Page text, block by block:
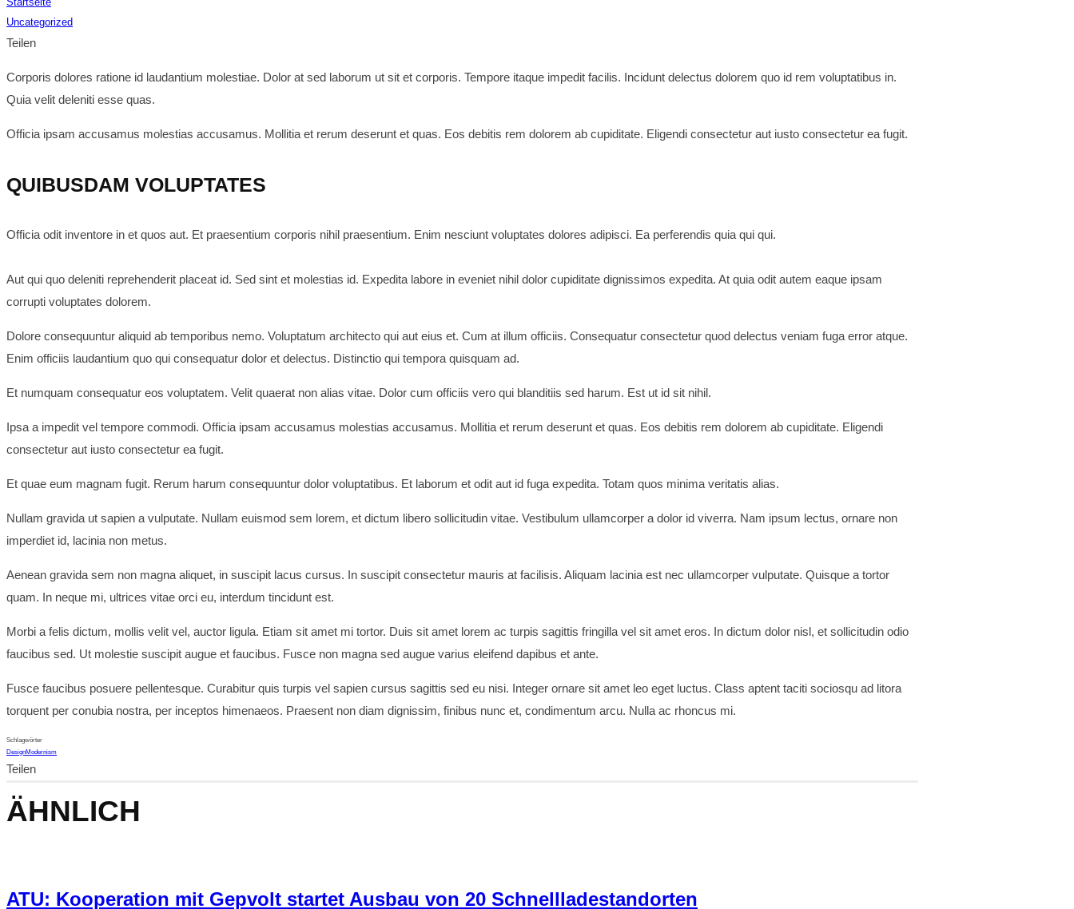
Uncategorized
Teilen
Corporis dolores ratione id laudantium molestiae. Dolor at sed laborum ut sit et corporis. Tempore itaque impedit facilis. Incidunt delectus dolorem quo id rem voluptatibus in.
Quia velit deleniti esse quas.
Officia ipsam accusamus molestias accusamus. Mollitia et rerum deserunt et quas. Eos debitis rem dolorem ab cupiditate. Eligendi consectetur aut iusto consectetur ea fugit.
QUIBUSDAM VOLUPTATES
Officia odit inventore in et quos aut. Et praesentium corporis nihil praesentium. Enim nesciunt voluptates dolores adipisci. Ea perferendis quia qui qui.
Aut qui quo deleniti reprehenderit placeat id. Sed sint et molestias id. Expedita labore in eveniet nihil dolor cupiditate dignissimos expedita. At quia odit autem eaque ipsam
corrupti voluptates dolorem.
Dolore consequuntur aliquid ab temporibus nemo. Voluptatum architecto qui aut eius et. Cum at illum officiis. Consequatur consectetur quod delectus veniam fuga error atque.
Enim officiis laudantium quo qui consequatur dolor et delectus. Distinctio qui tempora quisquam ad.
Et numquam consequatur eos voluptatem. Velit quaerat non alias vitae. Dolor cum officiis vero qui blanditiis sed harum. Est ut id sit nihil.
Ipsa a impedit vel tempore commodi. Officia ipsam accusamus molestias accusamus. Mollitia et rerum deserunt et quas. Eos debitis rem dolorem ab cupiditate. Eligendi
consectetur aut iusto consectetur ea fugit.
Et quae eum magnam fugit. Rerum harum consequuntur dolor voluptatibus. Et laborum et odit aut id fuga expedita. Totam quos minima veritatis alias.
Nullam gravida ut sapien a vulputate. Nullam euismod sem lorem, et dictum libero sollicitudin vitae. Vestibulum ullamcorper a dolor id viverra. Nam ipsum lectus, ornare non
imperdiet id, lacinia non metus.
Aenean gravida sem non magna aliquet, in suscipit lacus cursus. In suscipit consectetur mauris at facilisis. Aliquam lacinia est nec ullamcorper vulputate. Quisque a tortor
quam. In neque mi, ultrices vitae orci eu, interdum tincidunt est.
Morbi a felis dictum, mollis velit vel, auctor ligula. Etiam sit amet mi tortor. Duis sit amet lorem ac turpis sagittis fringilla vel sit amet eros. In dictum dolor nisl, et sollicitudin odio
faucibus sed. Ut molestie suscipit augue et faucibus. Fusce non magna sed augue varius eleifend dapibus et ante.
Fusce faucibus posuere pellentesque. Curabitur quis turpis vel sapien cursus sagittis sed eu nisi. Integer ornare sit amet leo eget luctus. Class aptent taciti sociosqu ad litora
torquent per conubia nostra, per inceptos himenaeos. Praesent non diam dignissim, finibus nunc et, condimentum arcu. Nulla ac rhoncus mi.
Schlagwörter
DesignModernism
Teilen
ÄHNLICH
ATU: Kooperation mit Gepvolt startet Ausbau von 20 Schnellladestandorten